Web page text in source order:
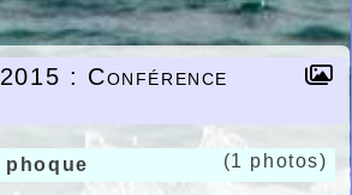
: Conférence
phoque (1 photos)